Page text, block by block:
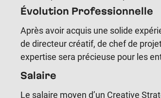
Évolution Professionnelle
Après avoir acquis une solide
de directeur créatif, de chef de
expertise sera précieuse pour les
Salaire
Le salaire moyen d’un Creative